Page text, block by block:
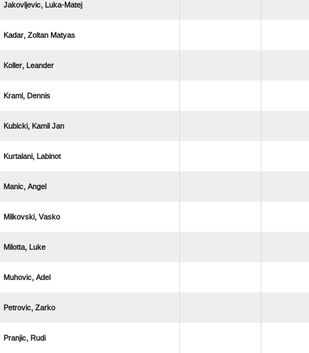
 
  
 
 
  
 
 
 
 
 
 
 